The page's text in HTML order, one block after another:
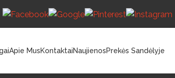
Apie MusKontaktaiNaujienosPrekės Sandėlyje